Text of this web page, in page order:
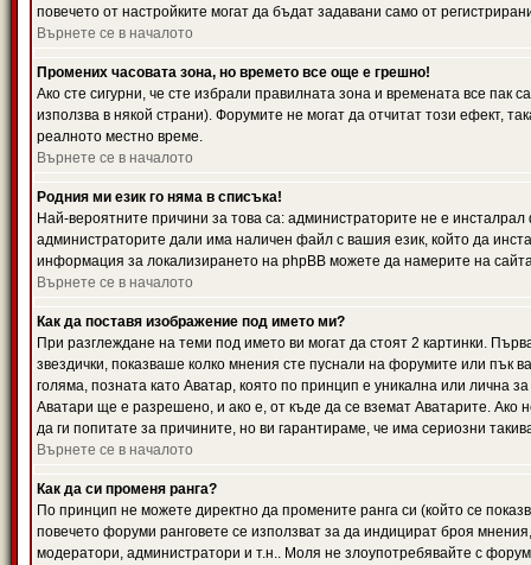
повечето от настройките могат да бъдат задавани само от
Върнете се в началото
Промених часовата зона, но времето все още е грешно!
Ако сте сигурни, че сте избрали правилната зона и времената все
използва в някой страни). Форумите не могат да отчитат този ефект,
реалното местно време.
Върнете се в началото
Родния ми език го няма в списъка!
Най-вероятните причини за това са: администраторите не е
администраторите дали има наличен файл с вашия език, който да
информация за локализирането на phpBB можете да намерите на
Върнете се в началото
Как да поставя изображение под името ми?
При разглеждане на теми под името ви могат да стоят 2 картинки.
звездички, показваше колко мнения сте пуснали на форумите или пък
голяма, позната като Аватар, която по принцип е уникална или лична
Аватари ще е разрешено, и ако е, от къде да се вземат Аватарите.
да ги попитате за причините, но ви гарантираме, че има сериозни
Върнете се в началото
Как да си променя ранга?
По принцип не можете директно да промените ранга си (който се
повечето форуми ранговете се използват за да индицират броя
модератори, администратори и т.н.. Моля не злоупотребявайте с